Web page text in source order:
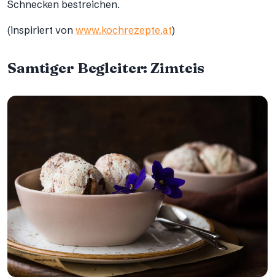
Schnecken bestreichen.
(inspiriert von www.kochrezepte.at)
Samtiger Begleiter: Zimteis